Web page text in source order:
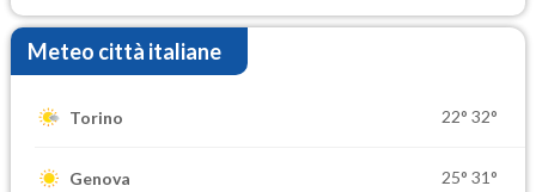
Meteo città italiane
Torino 22° 32°
Genova 25° 31°